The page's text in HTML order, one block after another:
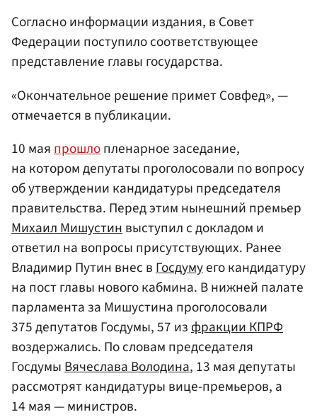
Согласно информации издания, в Совет
Федерации поступило соответствующее
представление главы государства.
«Окончательное решение примет Совфед», —
отмечается в публикации.
10 маяпрошлопленарное заседание,
на котором депутаты проголосовали по вопросу
об утверждении кандидатуры председателя
правительства. Перед этим нынешний премьер
Михаил Мишустинвыступил с докладом и
ответил на вопросы присутствующих. Ранее
Владимир Путин внес вГосдумуего кандидатуру
на пост главы нового кабмина. В нижней палате
парламента за Мишустина проголосовали
375 депутатов Госдумы, 57 изфракции КПРФ
воздержались. По словам председателя
ГосдумыВячеслава Володина, 13 мая депутаты
рассмотрят кандидатуры вице-премьеров, а
14 мая — министров.